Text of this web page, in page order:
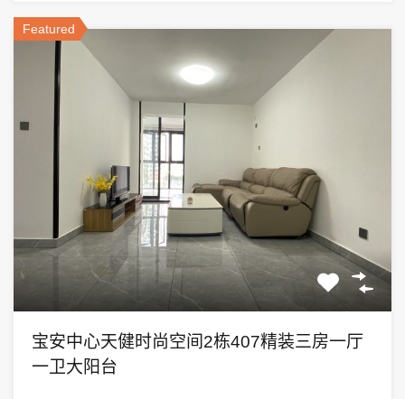
Featured
宝安中心天健时尚空间2栋407精装三房一厅
一卫大阳台